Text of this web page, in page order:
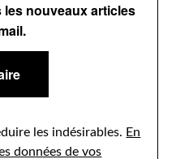
les nouveaux articles
les indésirables. En
données de vos